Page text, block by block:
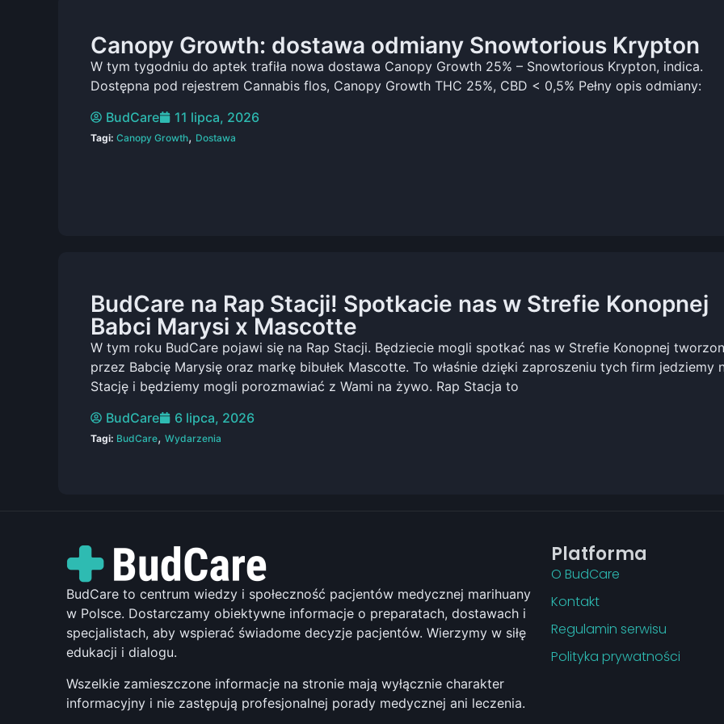
Canopy Growth: dostawa odmiany Snowtorious Krypton
W tym tygodniu do aptek trafiła nowa dostawa Canopy Growth 25% – Snowtorious Krypton, indica.
Dostępna pod rejestrem Cannabis flos, Canopy Growth THC 25%, CBD < 0,5% Pełny opis odmiany:
BudCare
11 lipca, 2026
Tagi: Canopy Growth, Dostawa
BudCare na Rap Stacji! Spotkacie nas w Strefie Konopnej
Babci Marysi x Mascotte
W tym roku BudCare pojawi się na Rap Stacji. Będziecie mogli spotkać nas w Strefie Konopnej
przez Babcię Marysię oraz markę bibułek Mascotte. To właśnie dzięki zaproszeniu tych firm jedziemy
Stację i będziemy mogli porozmawiać z Wami na żywo. Rap Stacja to
BudCare
6 lipca, 2026
Tagi: BudCare, Wydarzenia
BudCare to centrum wiedzy i społeczność pacjentów medycznej marihuany
w Polsce. Dostarczamy obiektywne informacje o preparatach, dostawach i
specjalistach, aby wspierać świadome decyzje pacjentów. Wierzymy w siłę
edukacji i dialogu.
Wszelkie zamieszczone informacje na stronie mają wyłącznie charakter
informacyjny i nie zastępują profesjonalnej porady medycznej ani leczenia.
Platforma
O BudCare
Kontakt
Regulamin serwisu
Polityka prywatności